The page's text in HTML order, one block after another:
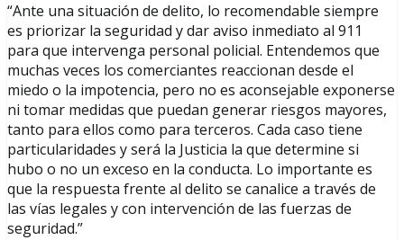
“Ante una situación de delito, lo recomendable siempre
es priorizar la seguridad y dar aviso inmediato al 911
para que intervenga personal policial. Entendemos que
muchas veces los comerciantes reaccionan desde el
miedo o la impotencia, pero no es aconsejable exponerse
ni tomar medidas que puedan generar riesgos mayores,
tanto para ellos como para terceros. Cada caso tiene
particularidades y será la Justicia la que determine si
hubo o no un exceso en la conducta. Lo importante es
que la respuesta frente al delito se canalice a través de
las vías legales y con intervención de las fuerzas de
seguridad.”